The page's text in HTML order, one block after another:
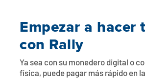
Empezar a hacer
con Rally
Ya sea con su monedero digital o
física, puede pagar más rápido en